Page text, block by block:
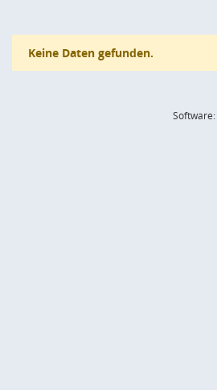
Keine Daten gefunden.
Software: